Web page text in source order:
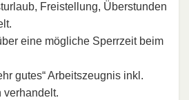
Freistellung, Überstunden
eine mögliche Sperrzeit beim
gutes“ Arbeitszeugnis inkl.
verhandelt.